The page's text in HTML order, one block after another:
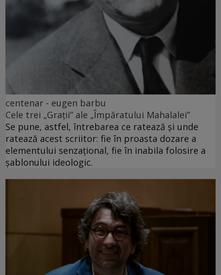
centenar - eugen barbu
Cele trei „Grații” ale „Împăratului Mahalalei”
Se pune, astfel, întrebarea ce ratează și unde
ratează acest scriitor: fie în proasta dozare a
elementului senzațional, fie în inabila folosire a
șablonului ideologic.